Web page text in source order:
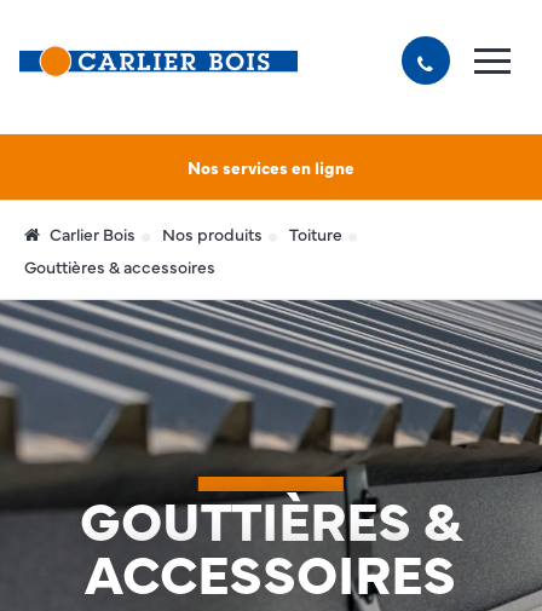
Nos services en ligne
Carlier Bois Nos produits
Toiture
Gouttières & accessoires
GOUTTIÈRES &
ACCESSOIRES